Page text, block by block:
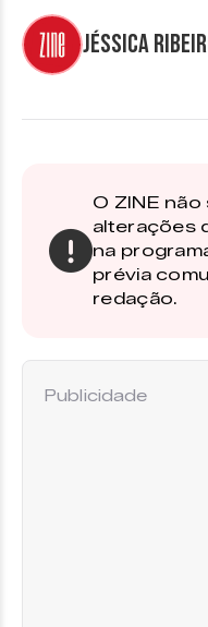
Jéssica
O ZINE
alterações
na
prévia
redação.
Publicidade